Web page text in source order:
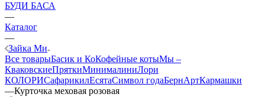
БУДИ БАСА
—
Каталог
—
Зайка Ми
Все товарыБасик и КоКофейные котыМы –
КваковскиеПряткиМинималиниЛори
КОЛОРИСафарикилЕсятаСимвол годаБернАртКармашки
—Курточка меховая розовая